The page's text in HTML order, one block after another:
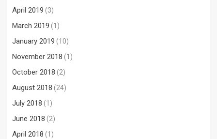
April 2019 (3)
March 2019 (1)
January 2019 (10)
November 2018 (1)
October 2018 (2)
August 2018 (24)
July 2018 (1)
June 2018 (2)
April 2018 (1)